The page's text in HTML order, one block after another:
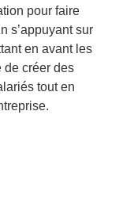
pour faire
s’appuyant sur
en avant les
de créer des
tout en